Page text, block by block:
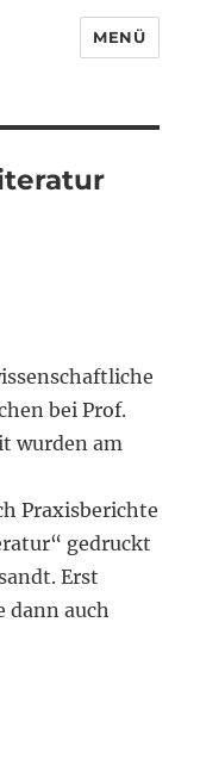
MENÜ
bei Prof.
wurden am
Praxisberichte
gedruckt
Erst
dann auch